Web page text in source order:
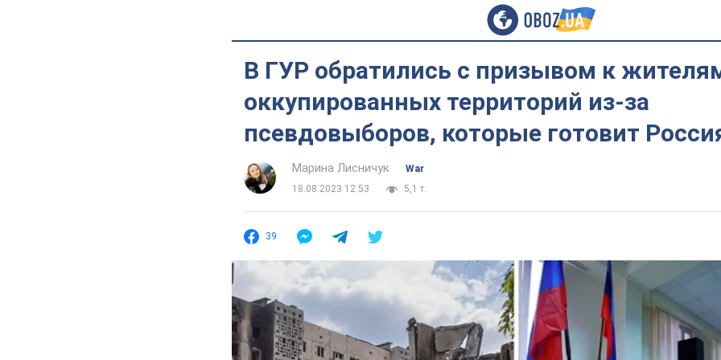
В ГУР обратились с призывом к
оккупированных территорий из-за
псевдовыборов, которые готовит
Марина Лисничук
War
18.08.2023 12:53
5,1 т.
39